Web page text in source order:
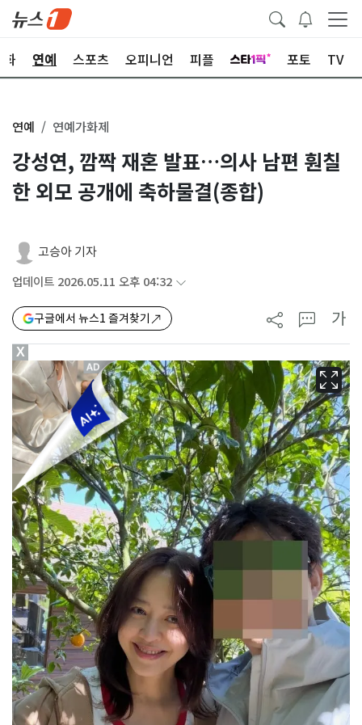
화 연예 스포츠 오피니언 피플 포토 TV
연예 연예가화제
강성연, 깜짝 재혼 발표…의사 남편 훤칠
한 외모 공개에 축하물결(종합)
고승아 기자
업데이트 2026.05.11 오후 04:32
구글에서 뉴스1 즐겨찾기 가
X